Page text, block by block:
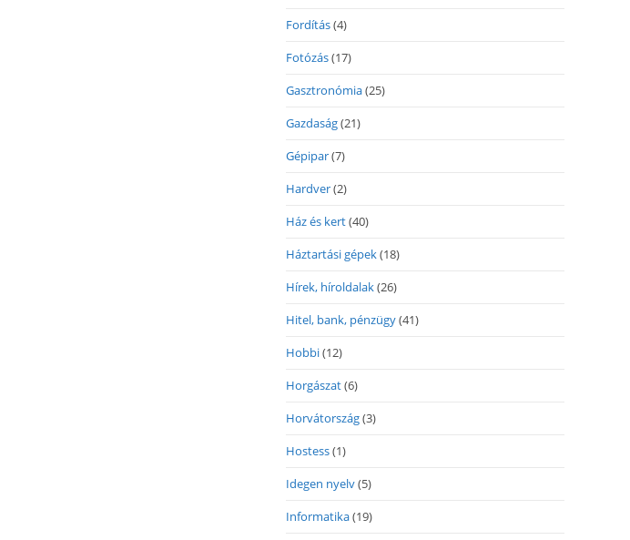
Fordítás(4)
Fotózás(17)
Gasztronómia(25)
Gazdaság(21)
Gépipar(7)
Hardver(2)
Ház és kert(40)
Háztartási gépek(18)
Hírek, híroldalak(26)
Hitel, bank, pénzügy(41)
Hobbi(12)
Horgászat(6)
Horvátország(3)
Hostess(1)
Idegen nyelv(5)
Informatika(19)